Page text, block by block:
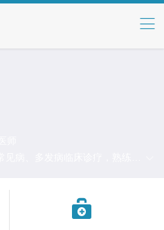
源性疾病、骨性疼痛等有较深入
